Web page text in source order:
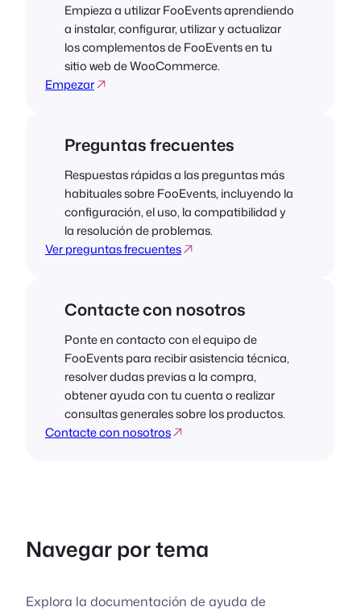
Empieza a utilizar FooEvents aprendiendo
a instalar, configurar, utilizar y actualizar
los complementos de FooEvents en tu
sitio web de WooCommerce.
Empezar
Preguntas frecuentes
Respuestas rápidas a las preguntas más
habituales sobre FooEvents, incluyendo la
configuración, el uso, la compatibilidad y
la resolución de problemas.
Ver preguntas frecuentes
Contacte con nosotros
Ponte en contacto con el equipo de
FooEvents para recibir asistencia técnica,
resolver dudas previas a la compra,
obtener ayuda con tu cuenta o realizar
consultas generales sobre los productos.
Contacte con nosotros
Navegar por tema
Explora la documentación de ayuda de